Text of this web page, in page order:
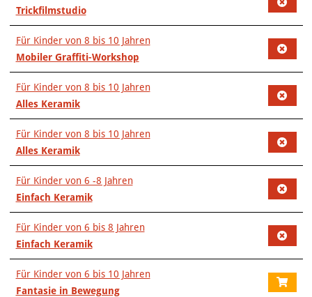
Trickfilmstudio
Für Kinder von 8 bis 10 Jahren
Mobiler Graffiti-Workshop
Für Kinder von 8 bis 10 Jahren
Alles Keramik
Für Kinder von 8 bis 10 Jahren
Alles Keramik
Für Kinder von 6 -8 Jahren
Einfach Keramik
Für Kinder von 6 bis 8 Jahren
Einfach Keramik
Für Kinder von 6 bis 10 Jahren
Fantasie in Bewegung